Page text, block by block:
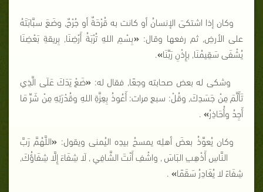
وكان إذا اشتكىَ الإنسانُ أو كانت به قُرْحَةٌ أو جُرْحٌ, وضَعَ سبَّابَتَهُ
على الأرضِ, ثم رفعها وقال:«بِسْمِ اللهِ تُرْبَةُ أَرْضِنَا, بِريقةِ بَعْضِنَا
يُشْفَى سَقِيمُنَا, بإِذْنِ رَبِّنَا»
.
وشكى له بعض صحابته وجعًا, فقال له: «ضَعْ يَدَكَ عَلَى الَّذِي
تَأَلَّمَ مِنْ جَسَدِكَ, وقُلْ: سبع مرات: أَعُوذُ بِعِزَّةِ اللهِ وقُدْرَتِهِ مِنْ شَرِّ مَا
أَجِدُ وأُحَاذِرُ»
.
وكان يُعوِّذُ بعضَ أهلِه يمسحُ بيدِه اليُمنى ويقول: «اللَّهُمَّ رَبَّ
النَّاسِ أَذْهِبِ البَاسَ, واشْفِ أَنْتَ الشَّافِي, لَا شِفَاءَ إِلَّا شِفَاؤُكَ,
شِفَاءً لا يُغَادِرُ سَقَمًا»
.